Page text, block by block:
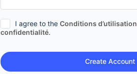
I agree to the Conditions d’utilisation
confidentialité.